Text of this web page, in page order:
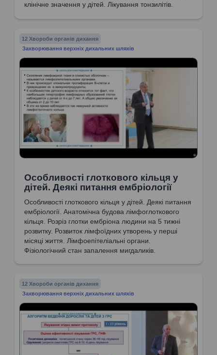
клінічне значення у дітей. Лікування тонзилітів.
12 Хвороби органів дихання
Захворювання верхніх дихальних шляхів
Особливості глоткового кільця у
дітей. Деякі питання ембріології
Особливості глоткового кільця у дітей. Деякі питання
ембріології. Анатомічна будова лімфоглоткового
кільця. Розріз глотки ембріона людини на 5 тижні
розвитку. Розвиток лімфоїдних утворень у перші
місяці життя. Лімфоепітеліальні органи.
Фізіологічний стан запалення мигдаликів.
12 Хвороби органів дихання
Захворювання верхніх дихальних шляхів